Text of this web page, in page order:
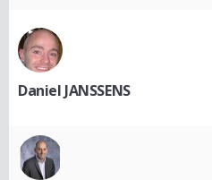
Daniel JANSSENS